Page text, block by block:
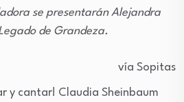
se presentarán Alejandra
de Grandeza.
vía Sopitas
y cantar! Claudia Sheinbaum